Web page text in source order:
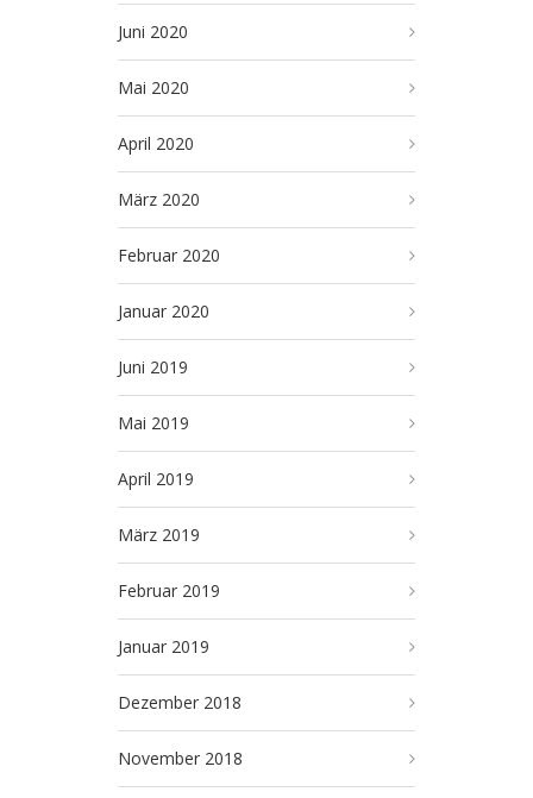
Juni 2020
Mai 2020
April 2020
März 2020
Februar 2020
Januar 2020
Juni 2019
Mai 2019
April 2019
März 2019
Februar 2019
Januar 2019
Dezember 2018
November 2018